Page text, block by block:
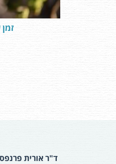
ד"ר אורית פרנפס